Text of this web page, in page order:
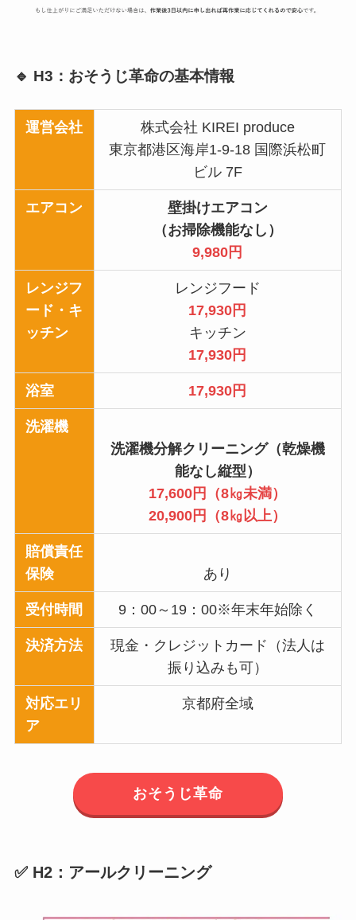
🔹 H3：おそうじ革命の基本情報
運営会社
株式会社 KIREI produce
東京都港区海岸1-9-18 国際浜松町
ビル 7F
エアコン
壁掛けエアコン
（お掃除機能なし）
9,980円
レンジフ
ード・キ
ッチン
レンジフード
17,930円
キッチン
17,930円
浴室 17,930円
洗濯機
洗濯機分解クリーニング（乾燥機
能なし縦型）
17,600円（8㎏未満）
20,900円（8㎏以上）
賠償責任
保険
あり
受付時間 9：00～19：00※年末年始除く
決済方法
現金・クレジットカード（法人は
振り込みも可）
対応エリ
ア
京都府全域
おそうじ革命
✅ H2：アールクリーニング